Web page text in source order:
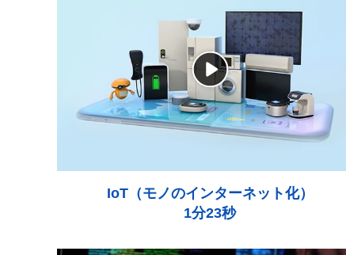
IoT（モノのインターネット化）
1分23秒